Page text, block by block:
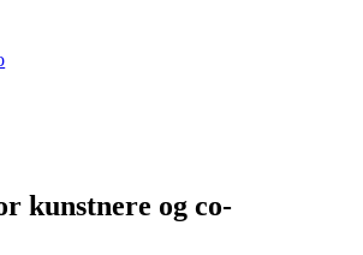
kunstnere og co-